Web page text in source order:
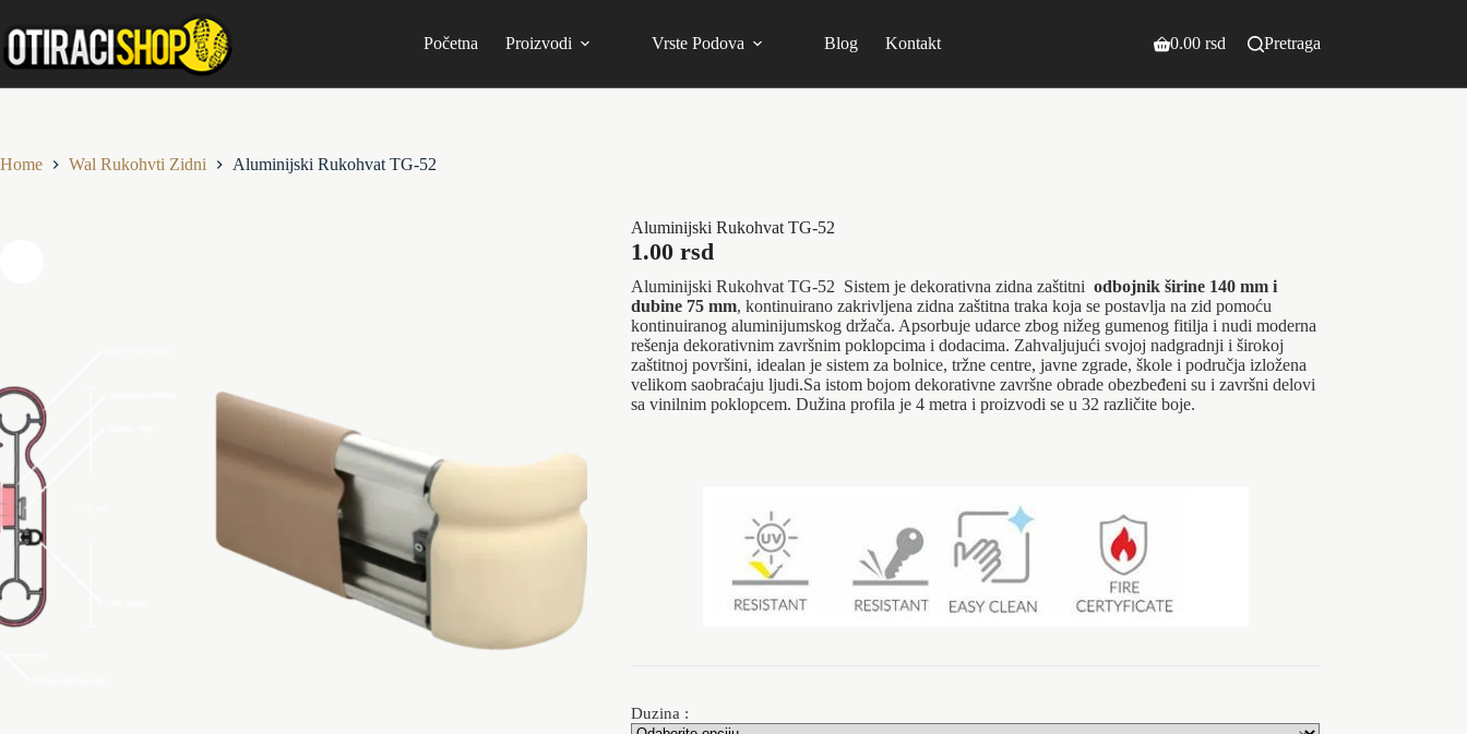
to
content
Početna Proizvodi Vrste Podova Blog Kontakt
Shopping
0.00 rsd Pretraga
Home Wal Rukohvti Zidni Aluminijski Rukohvat TG-52
Aluminijski Rukohvat TG-52
1.00rsd
Aluminijski Rukohvat TG-52 Sistem je dekorativna zidna zaštitniodbojnik širine 140 mm i
dubine 75 mm, kontinuirano zakrivljena zidna zaštitna traka koja se postavlja na zid pomoću
kontinuiranog aluminijumskog držača. Apsorbuje udarce zbog nižeg gumenog fitilja i nudi moderna
rešenja dekorativnim završnim poklopcima i dodacima. Zahvaljujući svojoj nadgradnji i širokoj
zaštitnoj površini, idealan je sistem za bolnice, tržne centre, javne zgrade, škole i područja izložena
velikom saobraćaju ljudi.Sa istom bojom dekorativne završne obrade obezbeđeni su i završni delovi
sa vinilnim poklopcem. Dužina profila je 4 metra i proizvodi se u 32 različite boje.
Duzina :